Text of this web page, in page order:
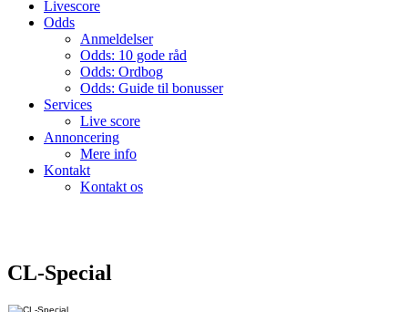
Livescore
Odds
Anmeldelser
Odds: 10 gode råd
Odds: Ordbog
Odds: Guide til bonusser
Services
Live score
Annoncering
Mere info
Kontakt
Kontakt os
CL-Special